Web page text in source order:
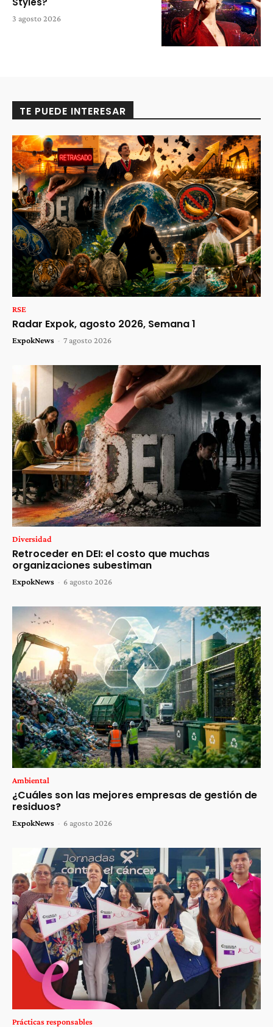
3 agosto 2026
TE PUEDE INTERESAR
RSE
Radar Expok, agosto 2026, Semana 1
ExpokNews - 7 agosto 2026
Diversidad
Retroceder en DEI: el costo que muchas
organizaciones subestiman
ExpokNews - 6 agosto 2026
Ambiental
¿Cuáles son las mejores empresas de gestión de
residuos?
ExpokNews - 6 agosto 2026
Prácticas responsables